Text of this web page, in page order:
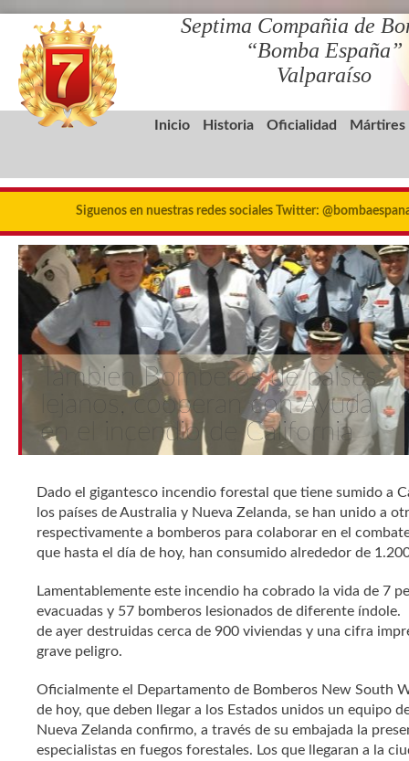
Septima Compañia de
“Bomba España”
Valparaíso
Inicio Historia Oficialidad Mártires
Siguenos en nuestras redes sociales Twitter:
Tambien Bomberos de paises
lejanos, cooperan con Ayuda
en el incendio de California
Dado el gigantesco incendio forestal que tiene sumido a
los países de Australia y Nueva Zelanda, se han unido a
respectivamente a bomberos para colaborar en el
que hasta el día de hoy, han consumido alrededor de
Lamentablemente este incendio ha cobrado la vida de 7
evacuadas y 57 bomberos lesionados de diferente índole.
de ayer destruidas cerca de 900 viviendas y una cifra
grave peligro.
Oficialmente el Departamento de Bomberos New South
de hoy, que deben llegar a los Estados unidos un equipo
Nueva Zelanda confirmo, a través de su embajada la
especialistas en fuegos forestales. Los que llegaran a la